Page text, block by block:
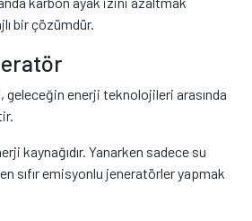
bir çözümdür.
enerji teknolojileri arasında
kaynağıdır. Yanarken sadece su
sıfır emisyonlu jeneratörler yapmak